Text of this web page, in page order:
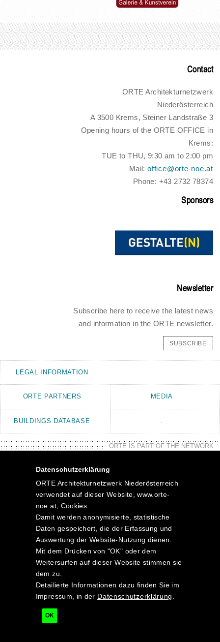
Contact
ORTE Architekturnetzwerk
Niederösterreich
A 3500 Krems, Steiner Landstraße 3
Opening hours of the ORTE OFFICE in
Krems:
TUE to THU, 9:30 am to 2:00 pm
Mail:office@orte-noe.at
Phone: +43 2732 78374
Sponsors
Newsletter
Subscribe here to receive the latest news
and information in the ORTE newsletter.
SUBSCRIBE
LEGAL INFORMATION
ORTE PARTNERS MEDIA
BUILDINGS DATABASE
ORTE IS PART OF THE NETWORK
Datenschutzerklärung
ORTE Architekturnetzwerk Niederösterreich
verwendet auf dieser Website, www.orte-
noe.at, Cookies.
Damit werden anonymisierte, statistische
Daten gespeichert, die der Erfassung und
Auswertung der Website-Nutzung dienen.
Mit dem Drücken von "OK" oder dem
Weitersurfen auf dieser Website stimmen sie
dem zu.
Detailierte Informationen dazu finden Sie im
Impressum, in der Datenschutzerklärung
OK